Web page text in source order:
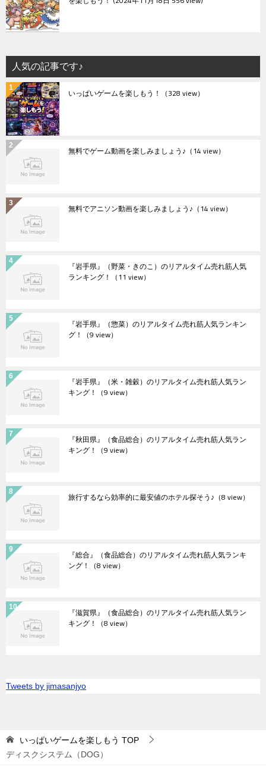
人気の記事です♪
いっぱいゲームを楽しもう！ （328 view）
無料でゲーム動画を楽しみましょう♪ （14 view）
無料でアニソン動画を楽しみましょう♪ （14 view）
『岩手県』（野菜・きのこ）のリアルタイム売れ筋人気
ランキング！ （11 view）
『岩手県』（惣菜）のリアルタイム売れ筋人気ランキン
グ！ （9 view）
『岩手県』（米・雑穀）のリアルタイム売れ筋人気ラン
キング！ （9 view）
『秋田県』（食品総合）のリアルタイム売れ筋人気ラン
キング！ （9 view）
旅行するなら効率的に最安値のホテル探そう♪ （8 view）
『総合』（食品総合）のリアルタイム売れ筋人気ランキ
ング！ （8 view）
『滋賀県』（食品総合）のリアルタイム売れ筋人気ラン
キング！ （8 view）
Tweets by jimasanjyo
いっぱいゲームを楽しもう TOP
ディスクシステム（DOG）